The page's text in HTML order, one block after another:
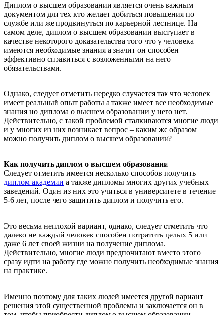
Диплом о высшем образовании является очень важным
документом для тех кто желает добиться повышения по
службе или же продвинуться по карьерной лестнице. На
самом деле, диплом о высшем образовании выступает в
качестве некоторого доказательства того что у человека
имеются необходимые знания а значит он способен
эффективно справиться с возложенными на него
обязательствами.
Однако, следует отметить нередко случается так что человек
имеет реальный опыт работы а также имеет все необходимые
знания но диплома о высшем образовании у него нет.
Действительно, с такой проблемой сталкиваются многие люди
и у многих из них возникает вопрос – каким же образом
можно получить диплом о высшем образовании?
Как получить диплом о высшем образовании
Следует отметить имеется несколько способов получить
диплом академии а также дипломы многих других учебных
заведений. Один из них это учиться в университете в течение
5-6 лет, после чего защитить диплом и получить его.
Это весьма неплохой вариант, однако, следует отметить что
далеко не каждый человек способен потратить целых 5 или
даже 6 лет своей жизни на получение диплома.
Действительно, многие люди предпочитают вместо этого
сразу идти на работу где можно получить необходимые знания
на практике.
Именно поэтому для таких людей имеется другой вариант
решения этой существенной проблемы и заключается он в